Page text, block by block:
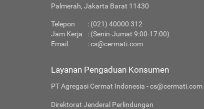
Palmerah, Jakarta Barat 11430
Telepon
: (021) 40000 312
Jam Kerja
: (Senin-Jumat 9:00-17:00)
Email
:cs@cermati.com
Layanan Pengaduan Konsumen
PT Agregasi Cermat Indonesia - cs@cermati.com
Direktorat Jenderal Perlindungan